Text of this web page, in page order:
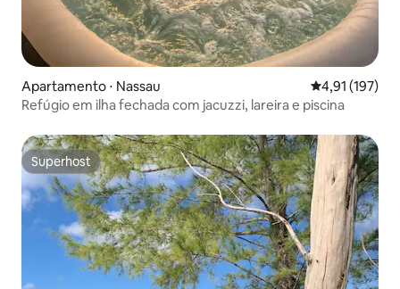
Apartamento ⋅ Nassau 4,91 de uma
4,91 (197)
Refúgio em ilha fechada com jacuzzi, lareira e piscina
Superhost
Superhost